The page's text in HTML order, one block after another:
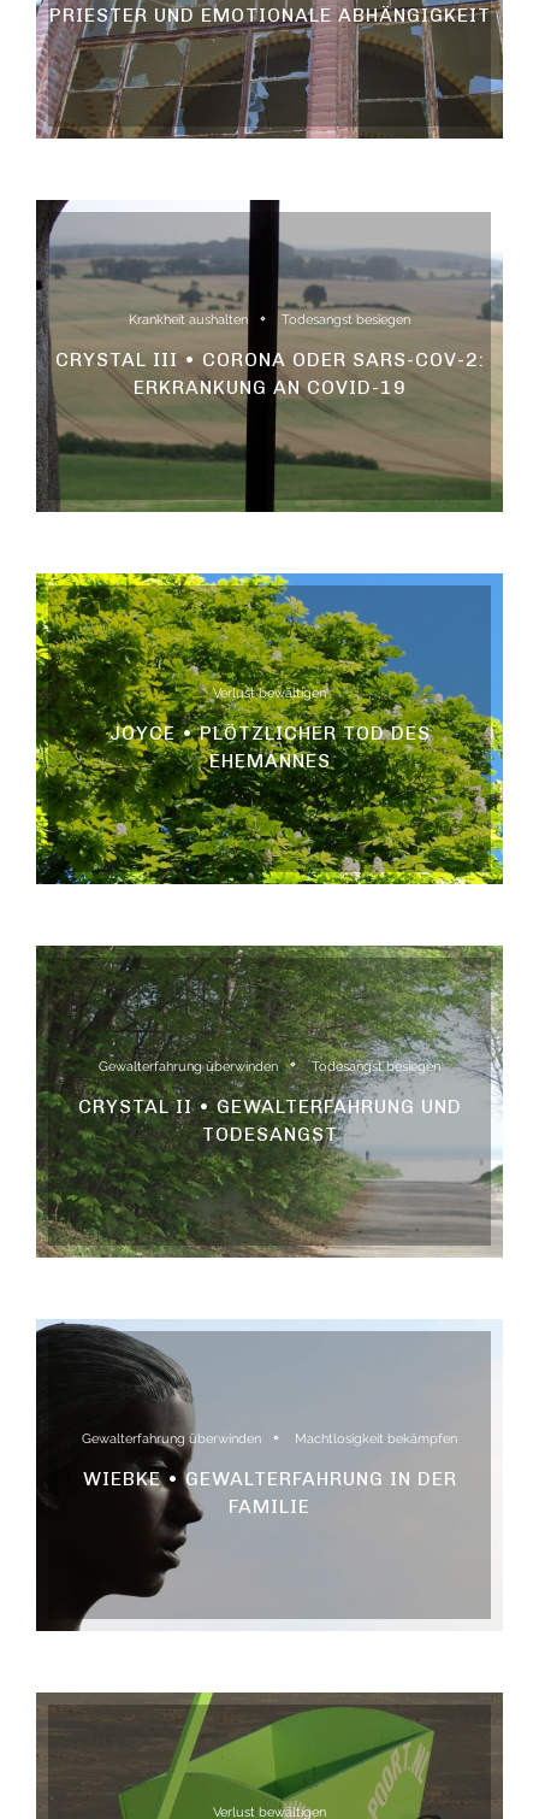
PRIESTER UND EMOTIONALE ABHÄNGIGKEIT
Krankheit aushalten Todesangst besiegen
CRYSTAL III • CORONA ODER SARS-COV-2:
ERKRANKUNG AN COVID-19
Verlust bewältigen
JOYCE • PLÖTZLICHER TOD DES
EHEMANNES
Gewalterfahrung überwinden Todesangst besiegen
CRYSTAL II • GEWALTERFAHRUNG UND
TODESANGST
Gewalterfahrung überwinden Machtlosigkeit bekämpfen
WIEBKE • GEWALTERFAHRUNG IN DER
FAMILIE
Verlust bewältigen